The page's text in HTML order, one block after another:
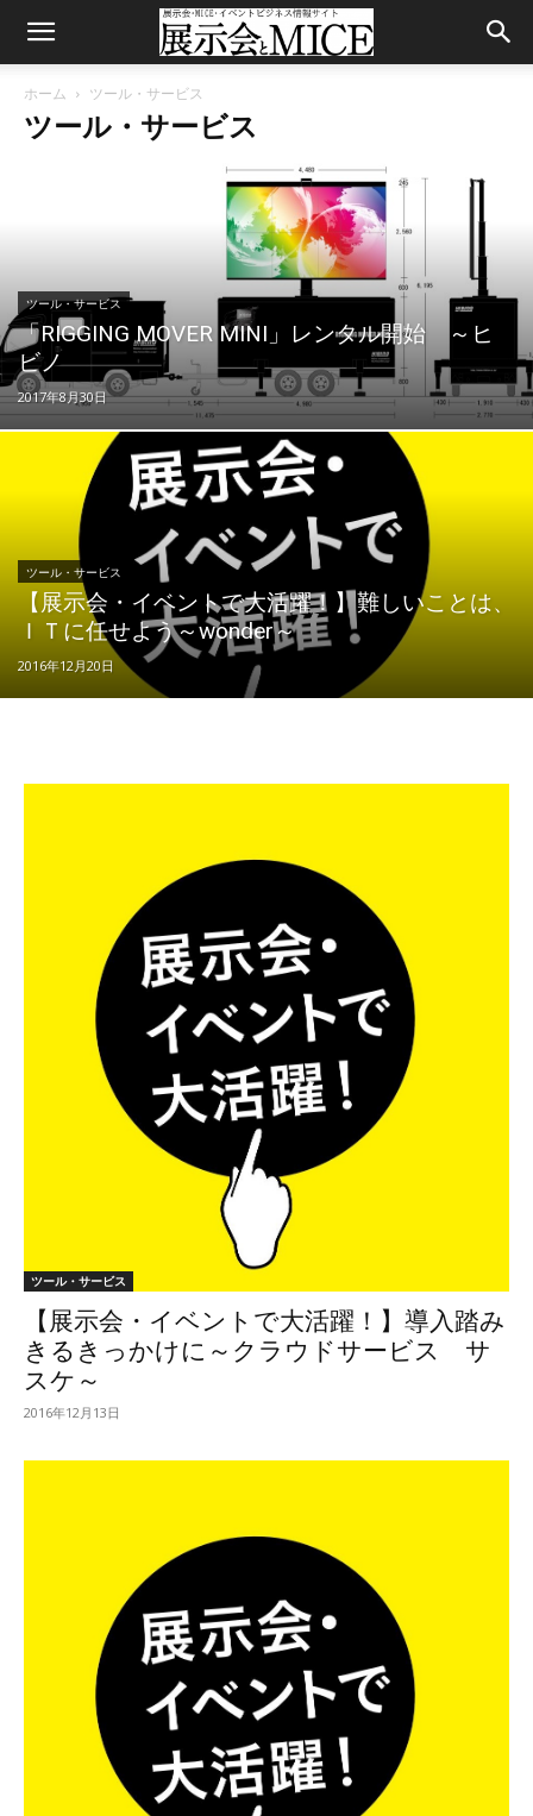
ホーム ツール・サービス
ツール・サービス
ツール・サービス
「RIGGING MOVER MINI」レンタル開始 ～ヒ
ビノ
2017年8月30日
ツール・サービス
【展示会・イベントで大活躍！】難しいことは、
ＩＴに任せよう～wonder～
2016年12月20日
ツール・サービス
【展示会・イベントで大活躍！】導入踏み
きるきっかけに～クラウドサービス サ
スケ～
2016年12月13日